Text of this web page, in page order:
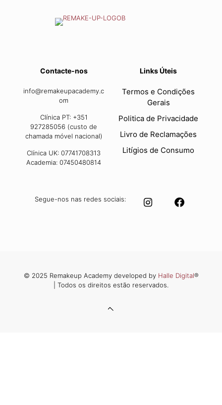
Contacte-nos
info@remakeupacademy.c
om
Clínica PT: +351
927285056 (custo de
chamada móvel nacional)
Clínica UK: 07741708313
Academia: 07450480814
Links Úteis
Termos e Condições
Gerais
Politica de Privacidade
Livro de Reclamações
Litígios de Consumo
Segue-nos nas redes sociais:
© 2025 Remakeup Academy developed by Halle Digital®
| Todos os direitos estão reservados.